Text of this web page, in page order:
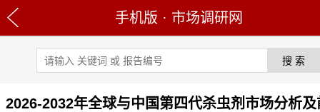
手机版 · 市场调研网
2026-2032年全球与中国第四代杀虫剂市场分析及